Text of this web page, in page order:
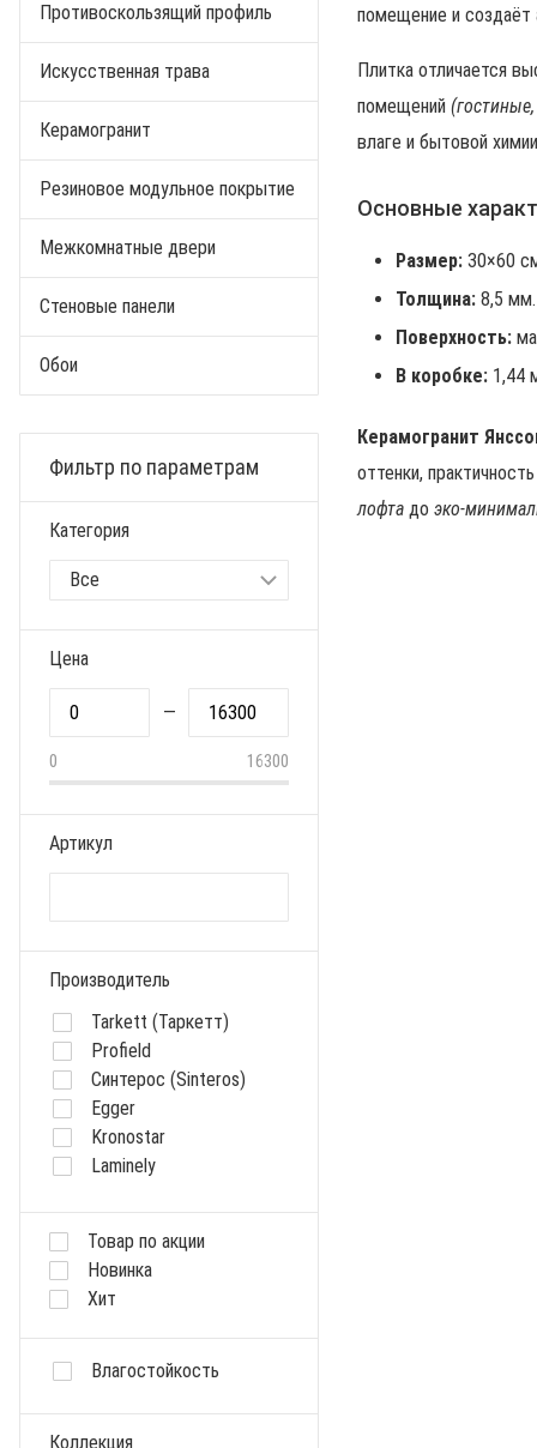
Противоскользящий профиль
Искусственная трава
Керамогранит
Резиновое модульное покрытие
Межкомнатные двери
Стеновые панели
Обои
Фильтр по параметрам
Категория
Цена
—
0 16300
Артикул
Производитель
Tarkett (Таркетт)
Profield
Синтерос (Sinteros)
Egger
Kronostar
Laminely
Cronafloor
Kronospan
Kaindl
KronoSwiss
Kronopol
Товар по акции
Новинка
Хит
Влагостойкость
Коллекция
помещение и создаёт
Плитка отличается
помещений
влаге и бытовой
Основные
Размер: 30×60
Толщина: 8,5 мм.
Поверхность:
В коробке: 1,44
Керамогранит
оттенки,
лофта доэко-